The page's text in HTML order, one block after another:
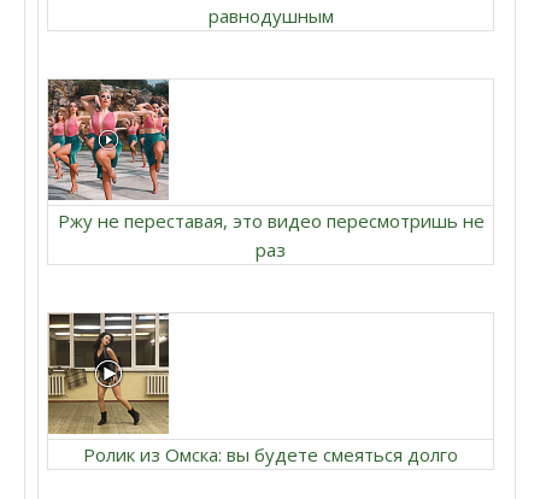
равнодушным
Ржу не переставая, это видео пересмотришь не
раз
Ролик из Омска: вы будете смеяться долго